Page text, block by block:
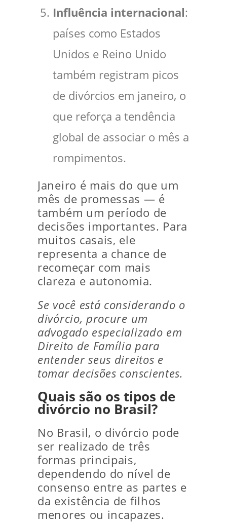
Influência internacional:
países como Estados
Unidos e Reino Unido
também registram picos
de divórcios em janeiro, o
que reforça a tendência
global de associar o mês a
rompimentos.
Janeiro é mais do que um
mês de promessas — é
também um período de
decisões importantes. Para
muitos casais, ele
representa a chance de
recomeçar com mais
clareza e autonomia.
Se você está considerando o
divórcio, procure um
advogado especializado em
Direito de Família para
entender seus direitos e
tomar decisões conscientes.
Quais são os tipos de
divórcio no Brasil?
No Brasil, o divórcio pode
ser realizado de três
formas principais,
dependendo do nível de
consenso entre as partes e
da existência de filhos
menores ou incapazes.